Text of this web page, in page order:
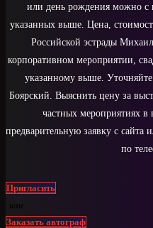
или день рождения можно
указанных выше. Цена,
Российской эстрады
корпоративном мероприятии,
указанному выше.
Боярский. Выяснить цену за
частных мероприятиях в
предварительную заявку с
по
Пригласить
или
Заказать автограф